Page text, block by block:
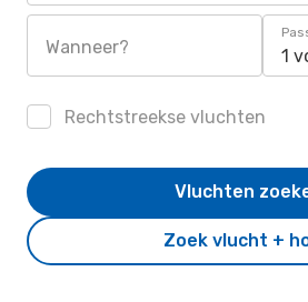
Wanneer? 1
Rechtstreekse vluchten
Zoek vlucht +
Vluchten